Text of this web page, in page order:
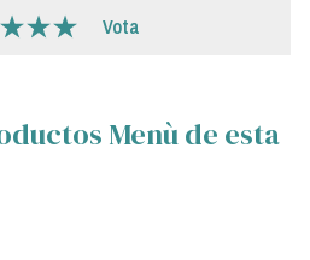
Vota
Menù de esta